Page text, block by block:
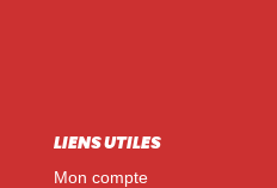
LIENS UTILES
Mon compte